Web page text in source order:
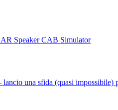
MOOER RADAR Speaker CAB Simulator
lancio una sfida (quasi impossibile)